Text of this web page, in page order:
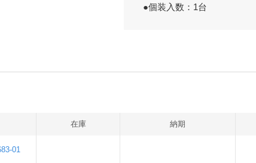
●個装入数：1台
在庫 納期
01